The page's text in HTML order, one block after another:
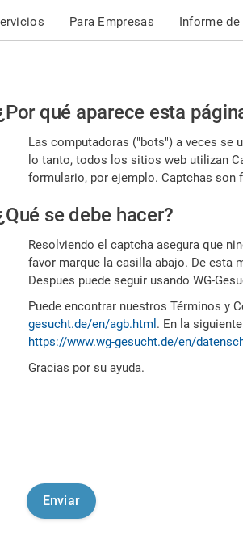
Para Empresas Informe
Por
favor,
confirme
humano
qué aparece esta
Las computadoras ("bots") a veces se
lo tanto, todos los sitios web utilizan
formulario, por ejemplo. Captchas
se debe hacer?
Resolviendo el captcha asegura que
favor marque la casilla abajo. De esta
Despues puede seguir usando WG-
Puede encontrar nuestros Términos y
gesucht.de/en/agb.html . En la
https://www.wg-gesucht.de/en/
Gracias por su ayuda.